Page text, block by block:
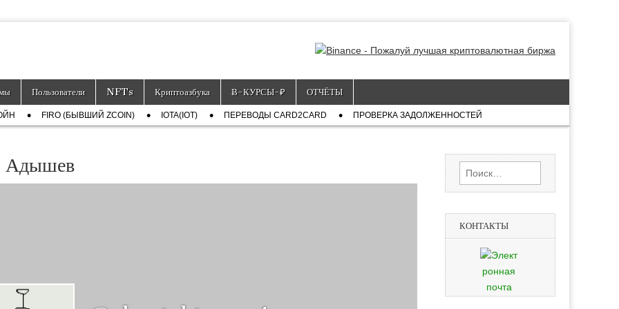
Пользователи NFTs Криптоазбука Ƀ-КУРСЫ-₽ ОТЧЁТЫ
FIRO (БЫВШИЙ ZCOIN) IOTA(IOT) ПЕРЕВОДЫ CARD2CARD ПРОВЕРКА ЗАДОЛЖЕННОСТЕЙ
Адышев Найти:
КОНТАКТЫ